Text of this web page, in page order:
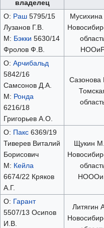
владелец
О: Раш5795/15
Лузанов Г.В.
М: Бэкки 5630/14
Фролов Ф.В.
Мусихина
О: Арчибальд
5842/16
Самсонов Д.А.
М: Ронда
6216/18
Григорьев А.О.
Сазонова
О: Пакс6369/19
Тиверев Виталий
Борисович
М: Кейла
6674/22 Кряков
А.Г.
Щукин
О: Гарант
5507/13 Осипов
И.В.
Литягин